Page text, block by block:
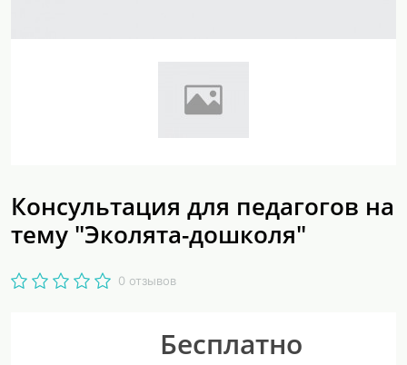
Консультация для педагогов на
тему "Эколята-дошколя"
0 отзывов
Бесплатно